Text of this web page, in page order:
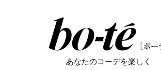
あなたのコーデを楽しく